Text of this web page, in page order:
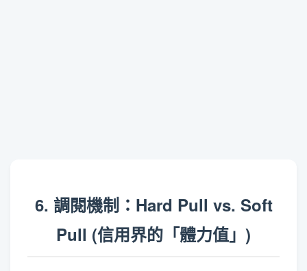
6. 調閱機制：Hard Pull vs. Soft
Pull (信用界的「體力值」)